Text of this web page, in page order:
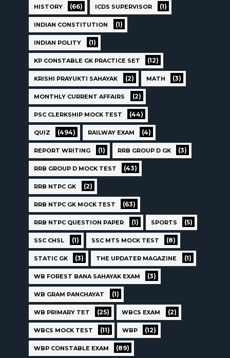
HISTORY (66) ICDS SUPERVISOR (1)
INDIAN CONSTITUTION (1)
INDIAN POLITY (1)
KP CONSTABLE GK PRACTICE SET (12)
KRISHI PRAYUKTI SAHAYAK (2) MATH (3)
MONTHLY CURRENT AFFAIRS (2)
PSC CLERKSHIP MOCK TEST (44)
QUIZ (494) RAILWAY EXAM (4)
REPORT WRITING (1) RRB GROUP D GK (3)
RRB GROUP D MOCK TEST (43)
RRB NTPC GK (2)
RRB NTPC GK MOCK TEST (63)
RRB NTPC QUESTION PAPER (1) SPORTS (5)
SSC CHSL (1) SSC MTS MOCK TEST (8)
STATIC GK (3) THE UPDATER MAGAZINE (1)
WB FOREST BANA SAHAYAK EXAM (3)
WB GRAM PANCHAYAT (1)
WB PRIMARY TET (25) WBCS EXAM (2)
WBCS MOCK TEST (11) WBP (12)
WBP CONSTABLE EXAM (89)